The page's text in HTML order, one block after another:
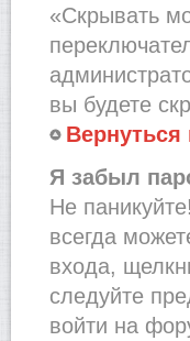
«Скрывать
вы будете
Вернуться
Я забыл
Не
всегда
входа,
следуйте
войти на